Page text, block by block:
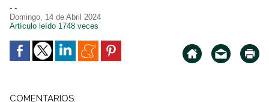
- -
Domingo, 14 de Abril 2024
Artículo leído 1748 veces
COMENTARIOS: